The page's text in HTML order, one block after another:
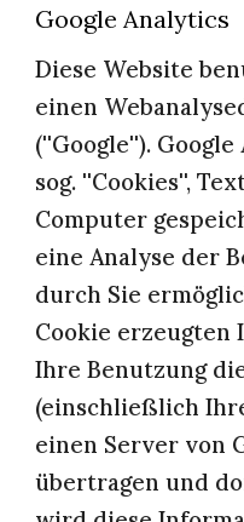
Google Analytics
Diese Website
einen
(''Google'').
sog. ''Cookies'',
Computer
eine Analyse der
durch Sie
Cookie
Ihre Benutzung
(einschließlich
einen Server von
übertragen und